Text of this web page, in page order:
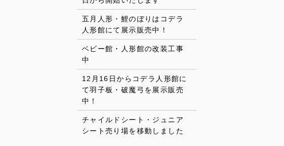
五月人形・鯉のぼりはコデラ
人形館にて展示販売中！
ベビー館・人形館の改装工事
中
12月16日からコデラ人形館に
て羽子板・破魔弓を展示販売
中！
チャイルドシート・ジュニア
シート売り場を移動しました